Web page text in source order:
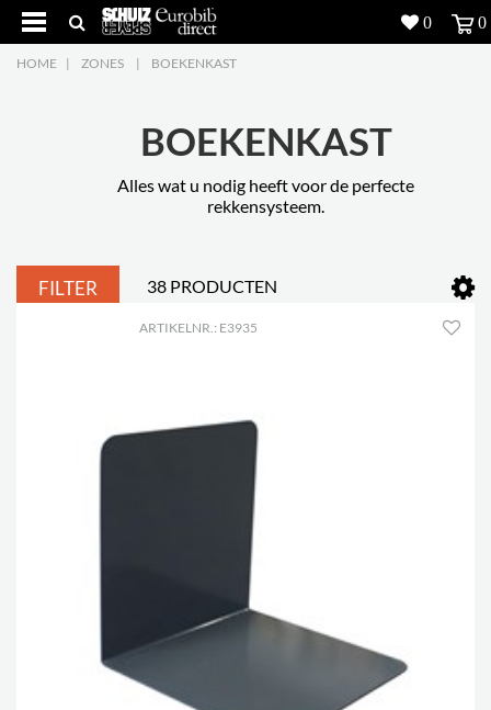
Producten
Over ons
HOME | ZONES | BOEKENKAST
BOEKENKAST
Alles wat u nodig heeft voor de perfecte
rekkensysteem.
FILTER 38 PRODUCTEN
ARTIKELNR.: E3935
0 0